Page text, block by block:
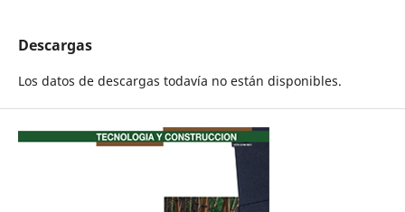
Descargas
Los datos de descargas todavía no están disponibles.